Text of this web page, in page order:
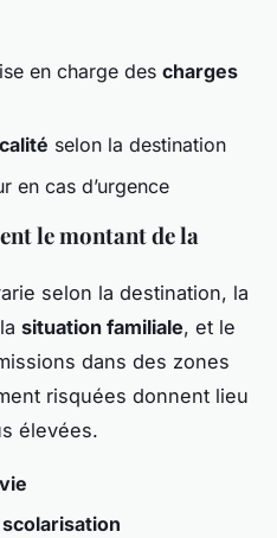
en charge des charges
selon la destination
en cas d’urgence
le montant de la
selon la destination, la
situation familiale, et le
dans des zones
risquées donnent lieu
élevées.